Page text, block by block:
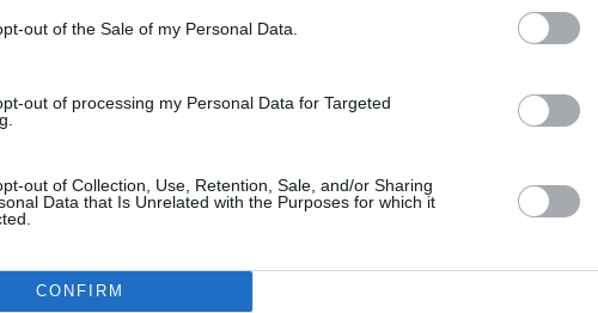
out of the Sale of my Personal Data.
out of processing my Personal Data for Targeted
out of Collection, Use, Retention, Sale, and/or Sharing
Data that Is Unrelated with the Purposes for which it
CONFIRM